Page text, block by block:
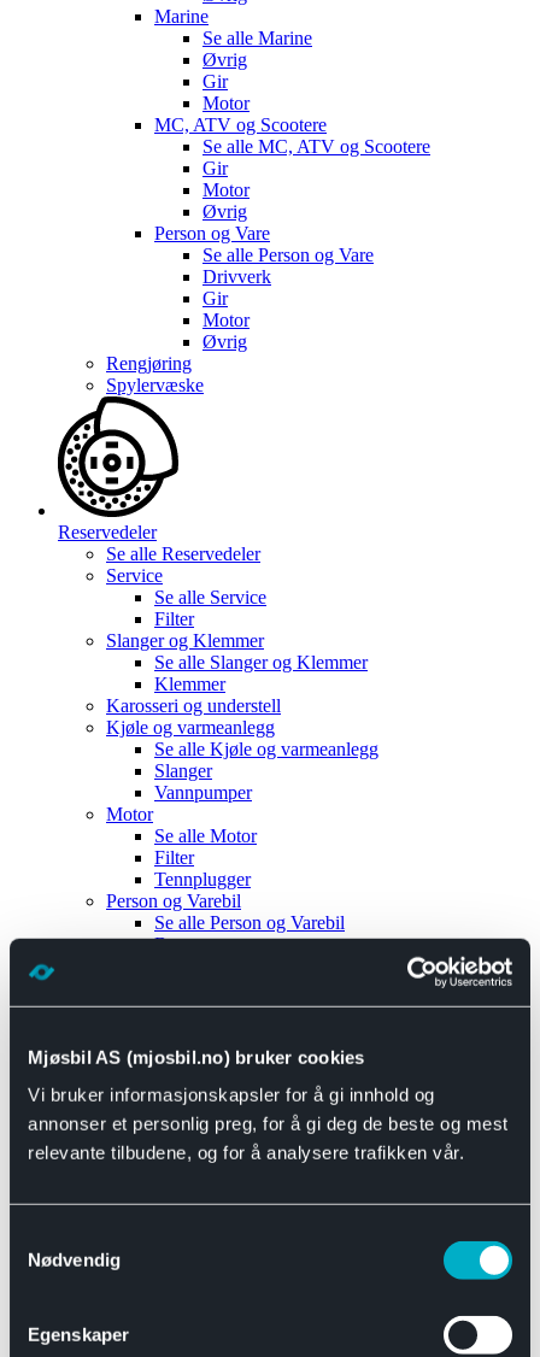
Mjøsbil AS (mjosbil.no) bruker cookies
Vi bruker informasjonskapsler for å gi innhold og
annonser et personlig preg, for å gi deg de beste og mest
relevante tilbudene, og for å analysere trafikken vår.
Nødvendig
Egenskaper
Marine
Se alle Marine
Øvrig
Gir
Motor
MC, ATV og Scootere
Se alle MC, ATV og Scootere
Gir
Motor
Øvrig
Person og Vare
Se alle Person og Vare
Drivverk
Gir
Motor
Øvrig
Rengjøring
Spylervæske
Reservedeler
Se alle Reservedeler
Service
Se alle Service
Filter
Slanger og Klemmer
Se alle Slanger og Klemmer
Klemmer
Karosseri og understell
Kjøle og varmeanlegg
Se alle Kjøle og varmeanlegg
Slanger
Vannpumper
Motor
Se alle Motor
Filter
Tennplugger
Person og Varebil
Se alle Person og Varebil
Brems
Motor og drivverk
Se alle Universal
Bremsedeler
Se alle Bremsedeler
Bremsenippler
Drivline og motor
Se alle Drivline og motor
Eksosanlegg